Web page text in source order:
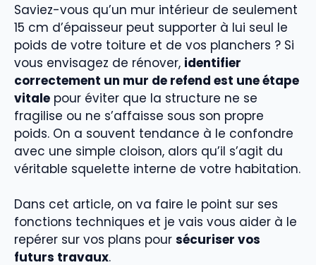
Saviez-vous qu’un mur intérieur de seulement
15 cm d’épaisseur peut supporter à lui seul le
poids de votre toiture et de vos planchers ? Si
vous envisagez de rénover, identifier
correctement un mur de refend est une étape
vitale pour éviter que la structure ne se
fragilise ou ne s’affaisse sous son propre
poids. On a souvent tendance à le confondre
avec une simple cloison, alors qu’il s’agit du
véritable squelette interne de votre habitation.
Dans cet article, on va faire le point sur ses
fonctions techniques et je vais vous aider à le
repérer sur vos plans pour sécuriser vos
futurs travaux.